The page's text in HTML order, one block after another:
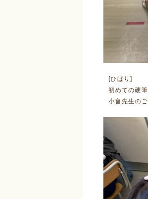
[ひばり]
初めての硬
小畠先生の